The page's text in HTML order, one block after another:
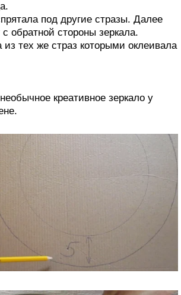
под другие стразы. Далее
обратной стороны зеркала.
из тех же страз которыми оклеивала
креативное зеркало у